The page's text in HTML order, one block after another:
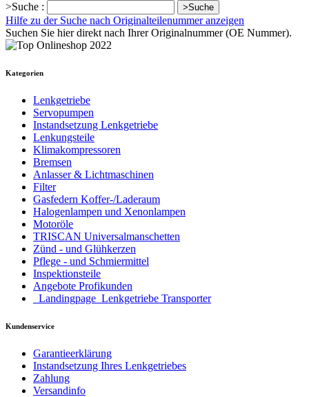
>Suche :
>Suche
Hilfe zu der Suche nach Originalteilenummer anzeigen
Suchen Sie hier direkt nach Ihrer Originalnummer (OE Nummer).
Kategorien
Lenkgetriebe
Servopumpen
Instandsetzung Lenkgetriebe
Lenkungsteile
Klimakompressoren
Bremsen
Anlasser & Lichtmaschinen
Filter
Gasfedern Koffer-/Laderaum
Halogenlampen und Xenonlampen
Motoröle
TRISCAN Universalmanschetten
Zünd - und Glühkerzen
Pflege - und Schmiermittel
Inspektionsteile
Angebote Profikunden
_Landingpage_Lenkgetriebe Transporter
Kundenservice
Garantieerklärung
Instandsetzung Ihres Lenkgetriebes
Zahlung
Versandinfo